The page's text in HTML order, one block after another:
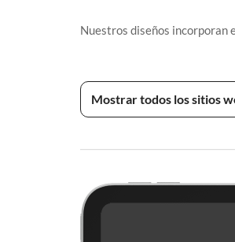
Nuestros diseños incorporan
Mostrar todos los sitios